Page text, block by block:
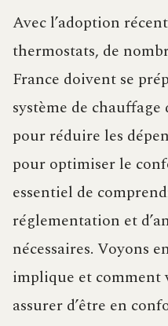
Avec l’adoption
thermostats, de
France doivent se
système de chauffage
pour réduire les
pour optimiser le
essentiel de
réglementation et
nécessaires. Voyons
implique et comment
assurer d’être en